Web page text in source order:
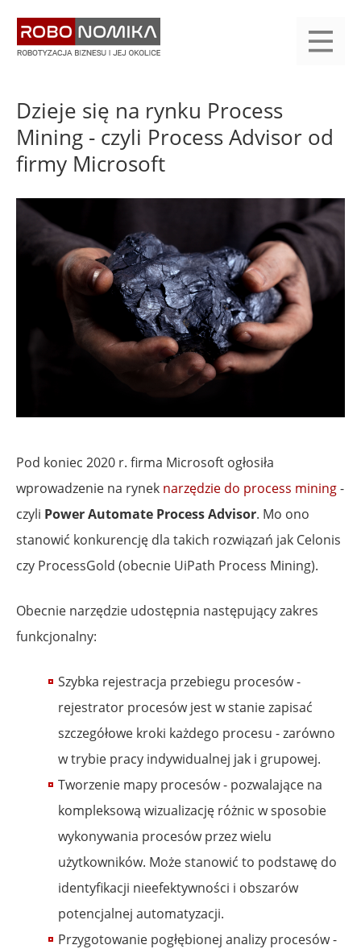
treści
yasne
main
menu
Dzieje się na rynku Process
Mining - czyli Process Advisor od
firmy Microsoft
Pod koniec 2020 r. firma Microsoft ogłosiła
wprowadzenie na rynek narzędzie do process mining-
czyli Power Automate Process Advisor. Mo ono
stanowić konkurencję dla takich rozwiązań jak Celonis
czy ProcessGold (obecnie UiPath Process Mining).
Obecnie narzędzie udostępnia następujący zakres
funkcjonalny:
Szybka rejestracja przebiegu procesów -
rejestrator procesów jest w stanie zapisać
szczegółowe kroki każdego procesu - zarówno
w trybie pracy indywidualnej jak i grupowej.
Tworzenie mapy procesów - pozwalające na
kompleksową wizualizację różnic w sposobie
wykonywania procesów przez wielu
użytkowników. Może stanowić to podstawę do
identyfikacji nieefektywności i obszarów
potencjalnej automatyzacji.
Przygotowanie pogłębionej analizy procesów -